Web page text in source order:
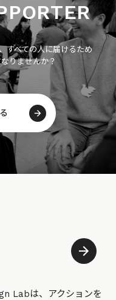
すべての人に届けるため
りませんか？
Labは、アクションを